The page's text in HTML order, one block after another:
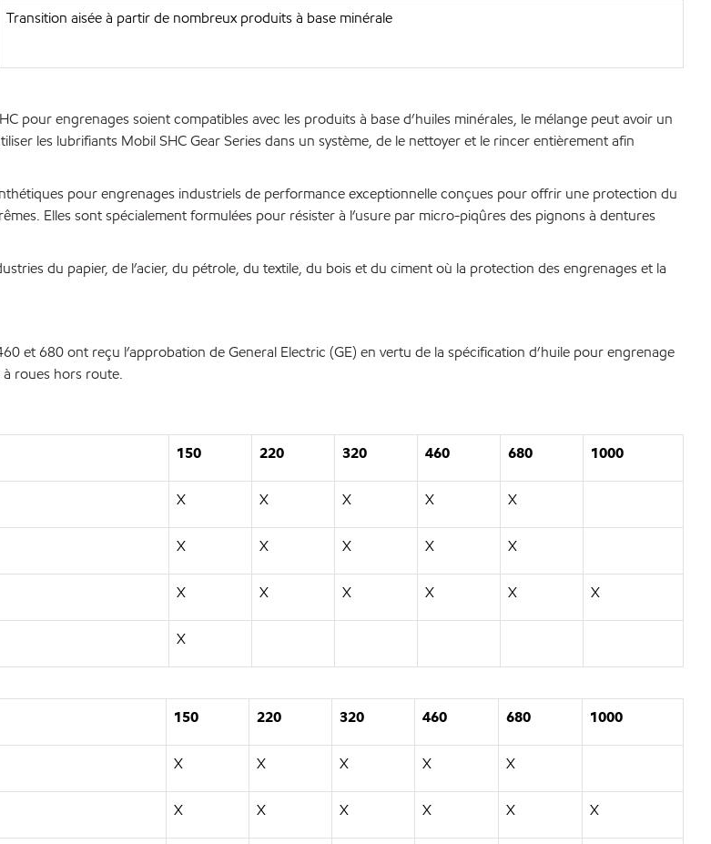
Transition aisée à partir de nombreux produits à base minérale
pour engrenages soient compatibles avec les produits à base d’huiles minérales, le mélange peut avoir un
les lubrifiants Mobil SHC Gear Series dans un système, de le nettoyer et le rincer entièrement afin
pour engrenages industriels de performance exceptionnelle conçues pour offrir une protection du
Elles sont spécialement formulées pour résister à l’usure par micro-piqûres des pignons à dentures
du papier, de l’acier, du pétrole, du textile, du bois et du ciment où la protection des engrenages et la
et 680 ont reçu l’approbation de General Electric (GE) en vertu de la spécification d’huile pour engrenage
à roues hors route.
150 220 320 460 680 1000
X X X X X
X X X X X
X X X X X X
X
150 220 320 460 680 1000
X X X X X
X X X X X X